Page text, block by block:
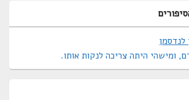
לנדסמן
ומישהי היתה צריכה לנקות אותו.